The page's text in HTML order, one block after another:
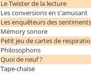
Le Twister de la lecture
Les conversions en s'amusant
Les enquêteurs des sentiments
Mémory sonore
Petit jeu de cartes de
Philosophons
Quoi de neuf ?
Tape-chaise